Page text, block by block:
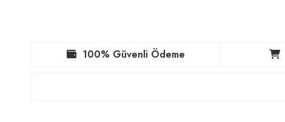
100% Güvenli Ödeme